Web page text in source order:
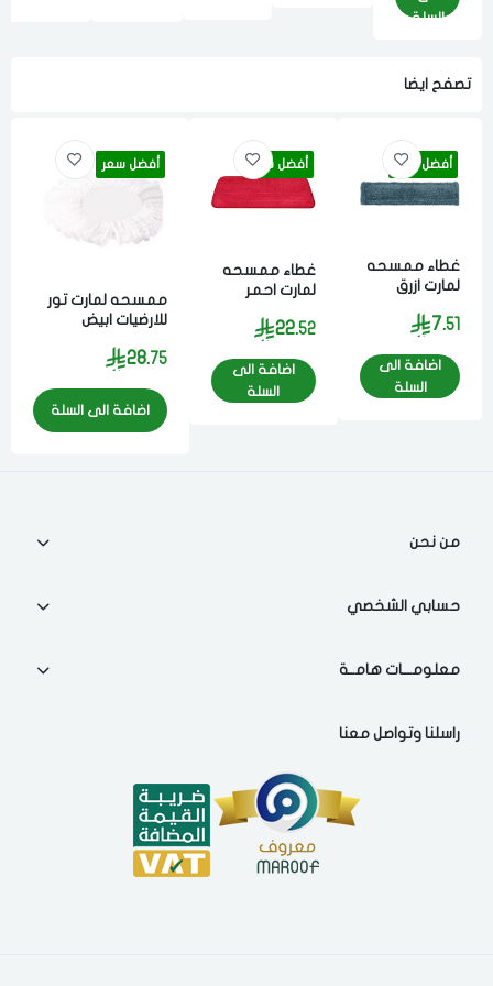
يابانيه
السلة
تصفح ايضا
أفضل سعر
غطاء ممسحه
لمارت ازرق
7.51
اضافة الى
السلة
أفضل سعر
غطاء ممسحه
لمارت احمر
22.52
اضافة الى
السلة
أفضل سعر
ممسحه لمارت تور
للارضيات ابيض
28.75
اضافة الى السلة
من نحن
حسابي الشخصي
معلومـــات هامــة
راسلنا وتواصل معنا